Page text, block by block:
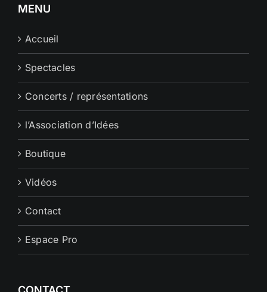
MENU
Accueil
Spectacles
Concerts / représentations
l’Association d’Idées
Boutique
Vidéos
Contact
Espace Pro